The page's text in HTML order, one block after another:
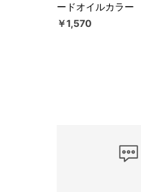
ードオイルカラー
￥1,570